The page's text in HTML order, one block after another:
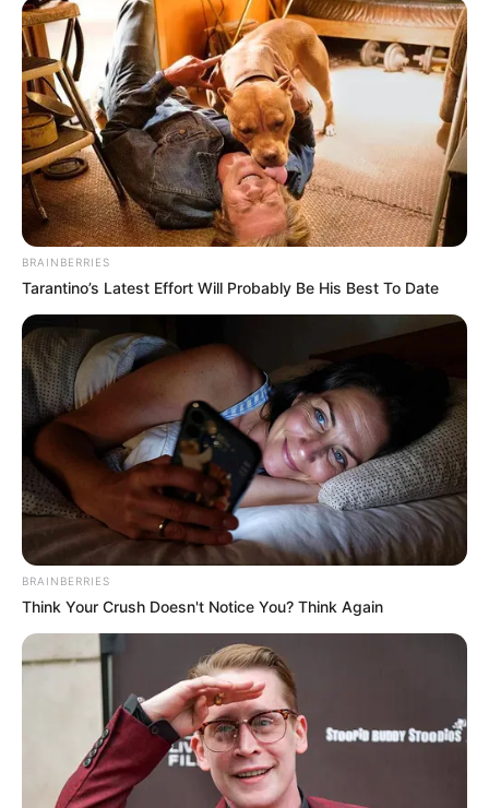
BRAINBERRIES
Tarantino’s Latest Effort Will Probably Be His Best To Date
BRAINBERRIES
Think Your Crush Doesn't Notice You? Think Again